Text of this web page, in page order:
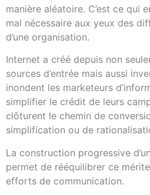
manière aléatoire. C’est ce qui
mal nécessaire aux yeux des
d’une organisation.
Internet a créé depuis non
sources d’entrée mais aussi
inondent les marketeurs
simplifier le crédit de leurs
clôturent le chemin de
simplification ou de
La construction progressive
permet de rééquilibrer ce mérite
efforts de communication.